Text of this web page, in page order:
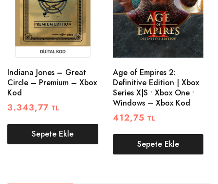
Indiana Jones – Great
Circle – Premium – Xbox
Kod
3.343,77 TL
Sepete Ekle
Age of Empires 2:
Definitive Edition | Xbox
Series X|S • Xbox One •
Windows – Xbox Kod
412,75 TL
Sepete Ekle